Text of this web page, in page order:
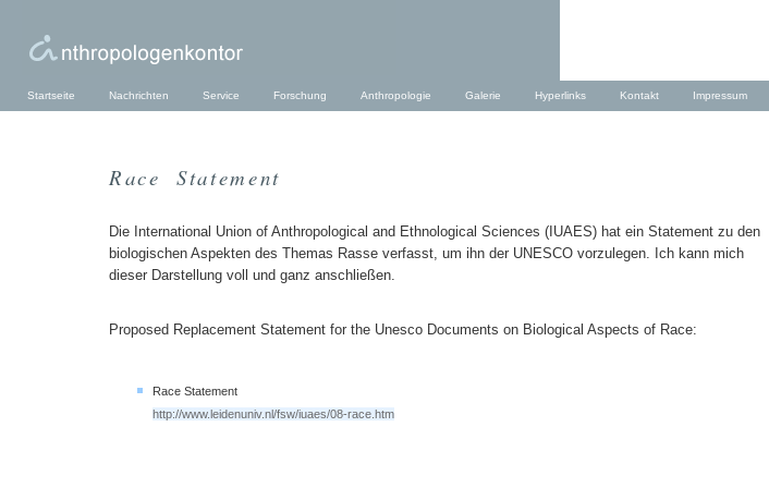
Startseite Nachrichten Service Forschung Anthropologie Galerie Hyperlinks Kontakt Impressum
Race Statement
Die International Union of Anthropological and Ethnological Sciences (IUAES) hat ein Statement zu den
biologischen Aspekten des Themas Rasse verfasst, um ihn der UNESCO vorzulegen. Ich kann mich
dieser Darstellung voll und ganz anschließen.
Proposed Replacement Statement for the Unesco Documents on Biological Aspects of Race:
Race Statement
http://www.leidenuniv.nl/fsw/iuaes/08-race.htm